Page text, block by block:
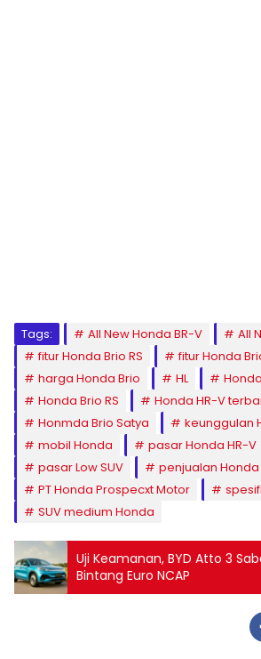
Tags: All New Honda BR-V
All
fitur Honda Brio RS
fitur Honda
harga Honda Brio
HL Honda
Honda Brio RS
Honda HR-V
Honmda Brio Satya
keunggulan
mobil Honda
pasar Honda HR-V
pasar Low SUV
penjualan Honda
PT Honda Prospecxt Motor
SUV medium Honda
Uji Keamanan, BYD Atto 3
Bintang Euro NCAP